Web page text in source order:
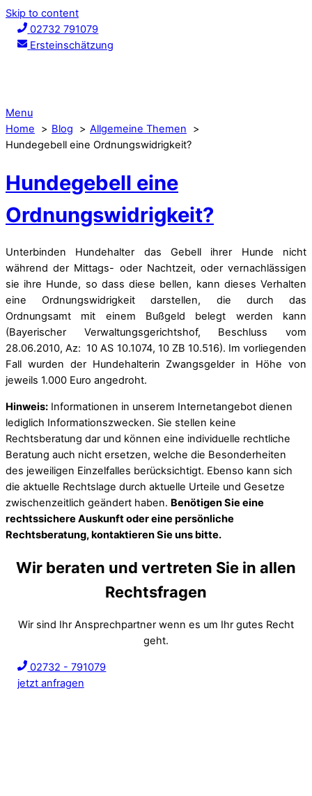
Skip to content
02732 791079
Ersteinschätzung
Menu
Home
Blog
Allgemeine Themen
Hundegebell eine Ordnungswidrigkeit?
Hundegebell eine
Ordnungswidrigkeit?
Unterbinden Hundehalter das Gebell ihrer Hunde nicht
während der Mittags- oder Nachtzeit, oder vernachlässigen
sie ihre Hunde, so dass diese bellen, kann dieses Verhalten
eine Ordnungswidrigkeit darstellen, die durch das
Ordnungsamt mit einem Bußgeld belegt werden kann
(Bayerischer Verwaltungsgerichtshof, Beschluss vom
28.06.2010, Az: 10 AS 10.1074, 10 ZB 10.516). Im vorliegenden
Fall wurden der Hundehalterin Zwangsgelder in Höhe von
jeweils 1.000 Euro angedroht.
Hinweis: Informationen in unserem Internetangebot dienen
lediglich Informationszwecken. Sie stellen keine
Rechtsberatung dar und können eine individuelle rechtliche
Beratung auch nicht ersetzen, welche die Besonderheiten
des jeweiligen Einzelfalles berücksichtigt. Ebenso kann sich
die aktuelle Rechtslage durch aktuelle Urteile und Gesetze
zwischenzeitlich geändert haben. Benötigen Sie eine
rechtssichere Auskunft oder eine persönliche
Rechtsberatung, kontaktieren Sie uns bitte.
Wir beraten und vertreten Sie in allen
Rechtsfragen
Wir sind Ihr Ansprechpartner wenn es um Ihr gutes Recht
geht.
02732 - 791079
jetzt anfragen